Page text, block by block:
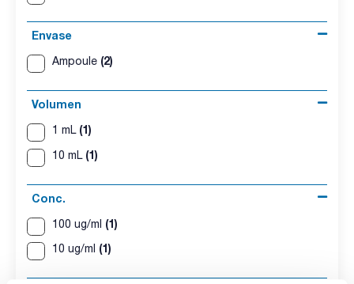
Envase
Ampoule (2)
Volumen
1 mL (1)
10 mL (1)
Conc.
100 ug/ml (1)
10 ug/ml (1)